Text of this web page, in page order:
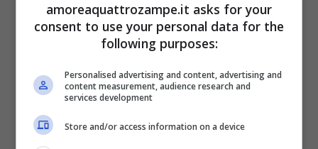
Controindicazioni
amoreaquattrozampe.it asks for your
consent to use your personal data for the
following purposes:
Personalised advertising and content, advertising and
content measurement, audience research and
services development
Store and/or access information on a device